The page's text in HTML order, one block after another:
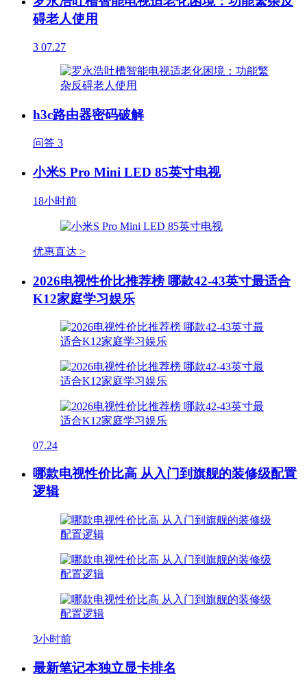
碍老人使用
3 07.27
h3c路由器密码破解
问答 3
小米S Pro Mini LED 85英寸电视
18小时前
优惠直达 >
2026电视性价比推荐榜 哪款42-43英寸最适合
K12家庭学习娱乐
07.24
哪款电视性价比高 从入门到旗舰的装修级配置
逻辑
3小时前
最新笔记本独立显卡排名